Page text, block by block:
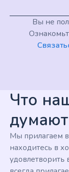
Вы не
Что
Мы прилагаем
находитесь в
удовлетворить